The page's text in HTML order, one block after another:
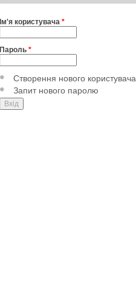
Ім'я користувача *
Пароль *
Створення нового користувача
Запит нового паролю